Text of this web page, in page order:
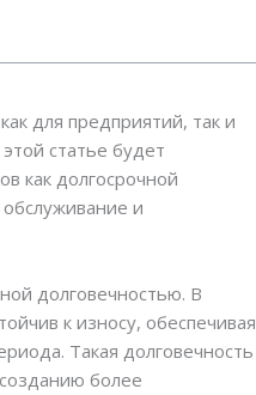
для предприятий, так и
статье будет
как долгосрочной
и
долговечностью. В
к износу, обеспечивая
Такая долговечность
более